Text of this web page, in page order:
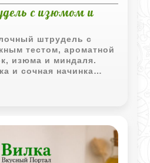
с изюмом и
штрудель с
тестом, ароматной
изюма и миндаля.
и сочная начинка
настоящей классикой